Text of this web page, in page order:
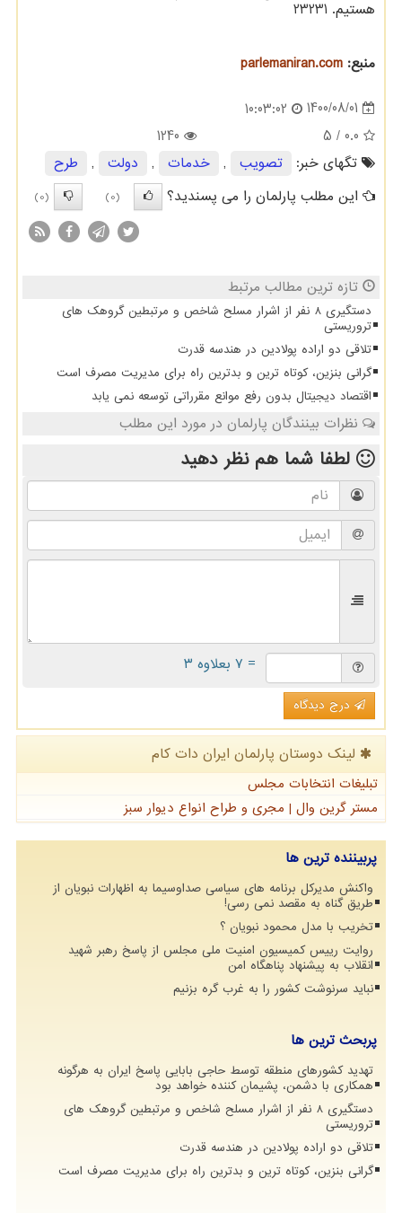
هستیم. 23231
منبع: parlemaniran.com
1400/08/01
10:03:02
0.0
/ 5
1240
تگهای خبر:
تصویب , خدمات , دولت ,
طرح
این مطلب پارلمان را می پسندید؟
(0)
(0)
تازه ترین مطالب مرتبط
دستگیری 8 نفر از اشرار مسلح شاخص و مرتبطین گروهک های
تروریستی
تلاقی دو اراده پولادین در هندسه قدرت
گرانی بنزین، کوتاه ترین و بدترین راه برای مدیریت مصرف است
اقتصاد دیجیتال بدون رفع موانع مقرراتی توسعه نمی یابد
نظرات بینندگان پارلمان در مورد این مطلب
لطفا شما همنظر دهید
= ۷ بعلاوه ۳
درج دیدگاه
لینک دوستان پارلمان ایران دات كام
تبلیغات انتخابات مجلس
مستر گرین وال | مجری و طراح انواع دیوار سبز
پربیننده ترین ها
واکنش مدیرکل برنامه های سیاسی صداوسیما به اظهارات نبویان از
طریق گناه به مقصد نمی رسی!
تخریب با مدل محمود نبویان ؟
روایت رییس کمیسیون امنیت ملی مجلس از پاسخ رهبر شهید
انقلاب به پیشنهاد پناهگاه امن
نباید سرنوشت کشور را به غرب گره بزنیم
پربحث ترین ها
تهدید کشورهای منطقه توسط حاجی بابایی پاسخ ایران به هرگونه
همکاری با دشمن، پشیمان کننده خواهد بود
دستگیری 8 نفر از اشرار مسلح شاخص و مرتبطین گروهک های
تروریستی
تلاقی دو اراده پولادین در هندسه قدرت
گرانی بنزین، کوتاه ترین و بدترین راه برای مدیریت مصرف است